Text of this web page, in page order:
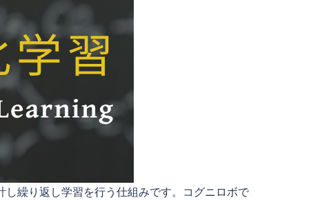
繰り返し学習を行う仕組みです。コグニロボで